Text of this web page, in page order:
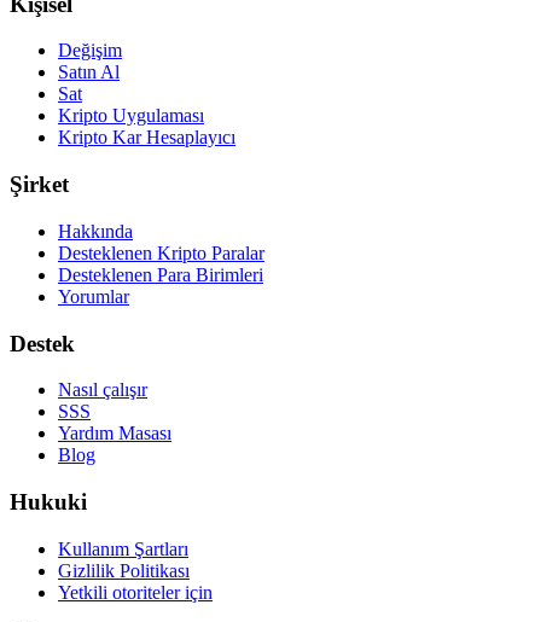
Değişim
Satın Al
Sat
Kripto Uygulaması
Kripto Kar Hesaplayıcı
Şirket
Hakkında
Desteklenen Kripto Paralar
Desteklenen Para Birimleri
Yorumlar
Destek
Nasıl çalışır
SSS
Yardım Masası
Blog
Hukuki
Kullanım Şartları
Gizlilik Politikası
Yetkili otoriteler için